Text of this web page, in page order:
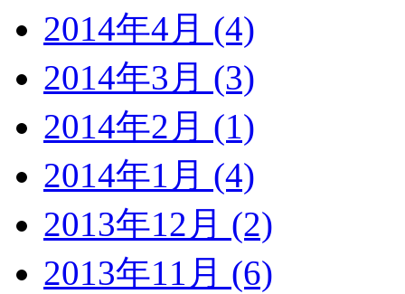
2014年4月 (4)
2014年3月 (3)
2014年2月 (1)
2014年1月 (4)
2013年12月 (2)
2013年11月 (6)